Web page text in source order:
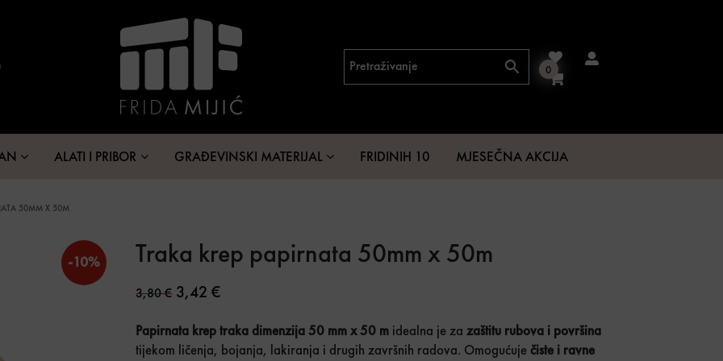
0
ALATI I PRIBOR GRAĐEVINSKI MATERIJAL FRIDINIH 10 MJESEČNA AKCIJA
50MM X 50M
-10% Traka krep papirnata 50mm x 50m
3,80€ Original price was: 3,80 €.
3,42€Current price is: 3,42 €.
Papirnata krep traka dimenzija 50 mm x 50 m idealna je zazaštitu rubova i površina
tijekom ličenja, bojanja, lakiranja i drugih završnih radova. Omogućuje čiste i ravne